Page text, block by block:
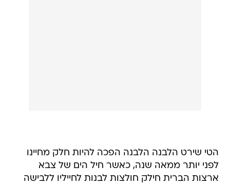
הטי שירט הלבנה הלבנה הפכה להיות חלק מחיינו
לפני יותר ממאה שנה, כאשר חיל הים של צבא
ארצות הברית חילק חולצות לבנות לחייליו ללבישה